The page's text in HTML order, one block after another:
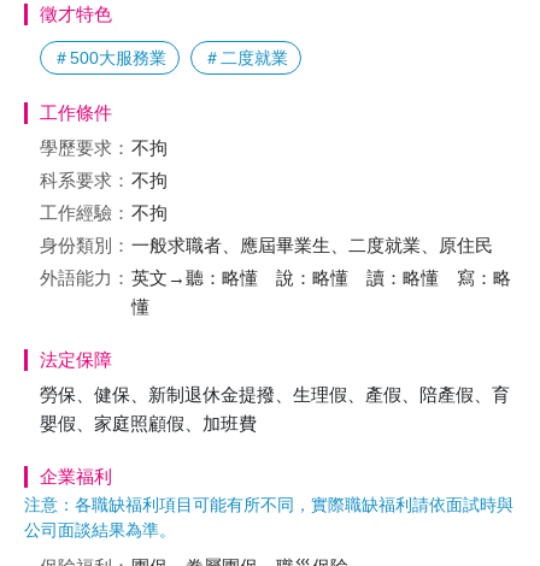
徵才特色
＃500大服務業 ＃二度就業
工作條件
學歷要求： 不拘
科系要求： 不拘
工作經驗： 不拘
身份類別： 一般求職者、應屆畢業生、二度就業、原住民
外語能力： 英文→聽：略懂 說：略懂 讀：略懂 寫：略
懂
法定保障
勞保、健保、新制退休金提撥、生理假、產假、陪產假、育
嬰假、家庭照顧假、加班費
企業福利
注意：各職缺福利項目可能有所不同，實際職缺福利請依面試時與
公司面談結果為準。